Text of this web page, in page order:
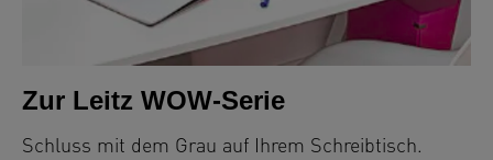
Zur Leitz WOW-Serie
Schluss mit dem Grau auf Ihrem Schreibtisch.